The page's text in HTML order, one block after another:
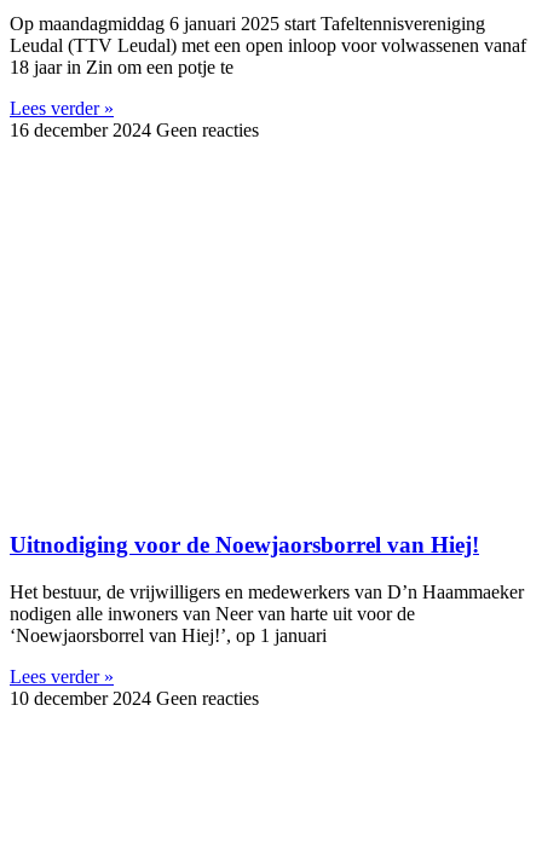
Op maandagmiddag 6 januari 2025 start Tafeltennisvereniging
Leudal (TTV Leudal) met een open inloop voor volwassenen vanaf
18 jaar in Zin om een potje te
Lees verder »
16 december 2024 Geen reacties
Uitnodiging voor de Noewjaorsborrel van Hiej!
Het bestuur, de vrijwilligers en medewerkers van D’n Haammaeker
nodigen alle inwoners van Neer van harte uit voor de
‘Noewjaorsborrel van Hiej!’, op 1 januari
Lees verder »
10 december 2024 Geen reacties